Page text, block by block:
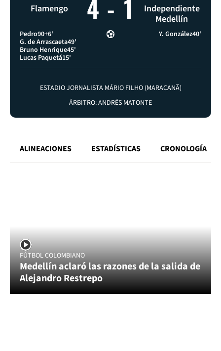
Flamengo 4 - 1
Independiente
Medellín
Pedro90+6'
G. de Arrascaeta49'
Bruno Henrique45'
Lucas Paquetá15'
Y. González40'
ESTADIO JORNALISTA MÁRIO FILHO (MARACANÃ)
ÁRBITRO: ANDRÉS MATONTE
ALINEACIONES ESTADÍSTICAS CRONOLOGÍA
FÚTBOL COLOMBIANO
Medellín aclaró las razones de la salida de
Alejandro Restrepo